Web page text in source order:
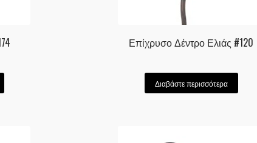
Επίχρυσο Δέντρο Ελιάς #120
Διαβάστε περισσότερα